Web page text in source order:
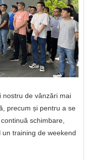
nostru de vânzări mai
precum și pentru a se
schimbare,
training de weekend